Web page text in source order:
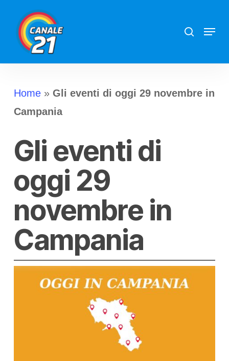
main
content
Menu
Home» Gli eventi di oggi 29 novembre in
Campania
Gli eventi di
oggi 29
novembre in
Campania